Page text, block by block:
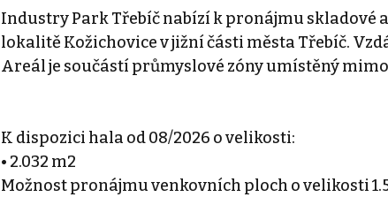
Industry Park Třebíč nabízí k pronájmu skladové
lokalitě Kožichovice v jižní části města Třebíč.
Areál je součástí průmyslové zóny umístěný
K dispozici hala od 08/2026 o velikosti:
• 2.032 m2
Možnost pronájmu venkovních ploch o velikosti